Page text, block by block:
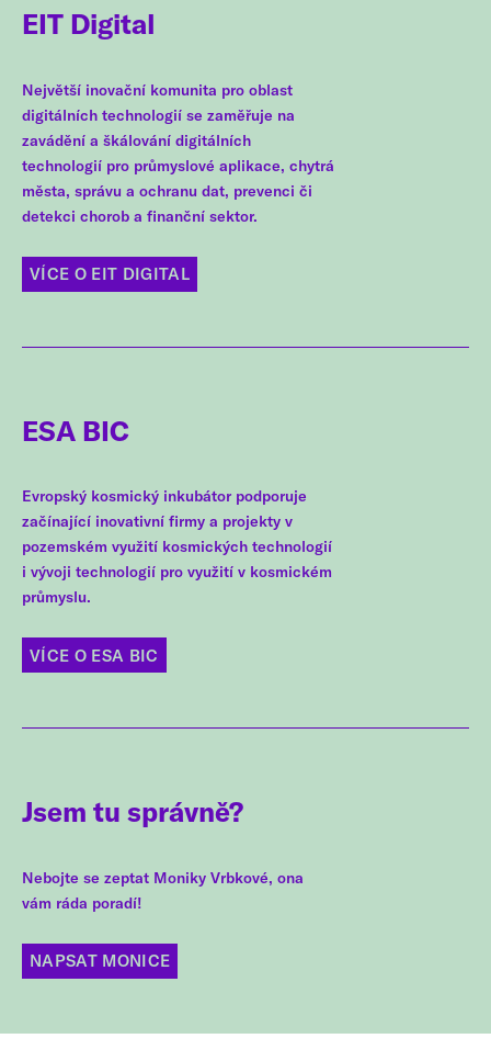
EIT Digital
Největší inovační komunita pro oblast
digitálních technologií se zaměřuje na
zavádění a škálování digitálních
technologií pro průmyslové aplikace, chytrá
města, správu a ochranu dat, prevenci či
detekci chorob a finanční sektor.
VÍCE O EIT DIGITAL
ESA BIC
Evropský kosmický inkubátor podporuje
začínající inovativní firmy a projekty v
pozemském využití kosmických technologií
i vývoji technologií pro využití v kosmickém
průmyslu.
VÍCE O ESA BIC
Jsem tu správně?
Nebojte se zeptat Moniky Vrbkové, ona
vám ráda poradí!
NAPSAT MONICE